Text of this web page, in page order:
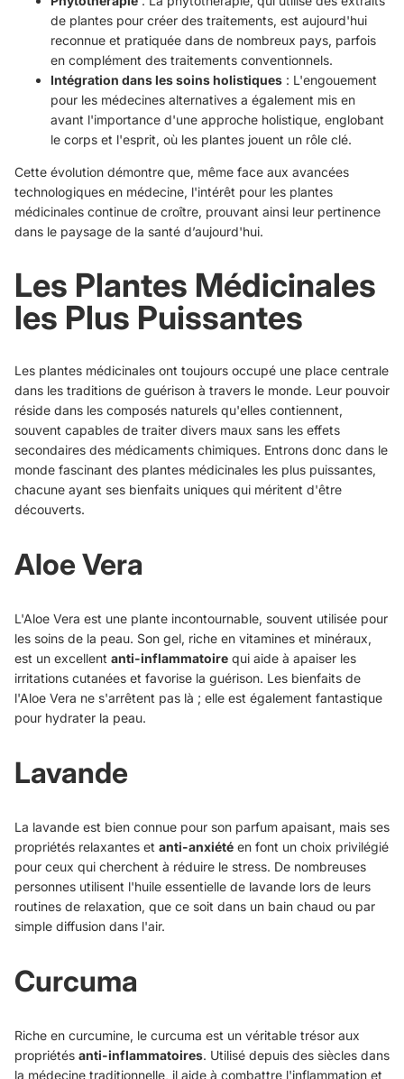
de plantes pour créer des traitements, est aujourd'hui
reconnue et pratiquée dans de nombreux pays, parfois
en complément des traitements conventionnels.
Intégration dans les soins holistiques : L'engouement
pour les médecines alternatives a également mis en
avant l'importance d'une approche holistique, englobant
le corps et l'esprit, où les plantes jouent un rôle clé.
Cette évolution démontre que, même face aux avancées
technologiques en médecine, l'intérêt pour les plantes
médicinales continue de croître, prouvant ainsi leur pertinence
dans le paysage de la santé d’aujourd'hui.
Les Plantes Médicinales
les Plus Puissantes
Les plantes médicinales ont toujours occupé une place centrale
dans les traditions de guérison à travers le monde. Leur pouvoir
réside dans les composés naturels qu'elles contiennent,
souvent capables de traiter divers maux sans les effets
secondaires des médicaments chimiques. Entrons donc dans le
monde fascinant des plantes médicinales les plus puissantes,
chacune ayant ses bienfaits uniques qui méritent d'être
découverts.
Aloe Vera
L'Aloe Vera est une plante incontournable, souvent utilisée pour
les soins de la peau. Son gel, riche en vitamines et minéraux,
est un excellent anti-inflammatoire qui aide à apaiser les
irritations cutanées et favorise la guérison. Les bienfaits de
l'Aloe Vera ne s'arrêtent pas là ; elle est également fantastique
pour hydrater la peau.
Lavande
La lavande est bien connue pour son parfum apaisant, mais ses
propriétés relaxantes et anti-anxiété en font un choix privilégié
pour ceux qui cherchent à réduire le stress. De nombreuses
personnes utilisent l'huile essentielle de lavande lors de leurs
routines de relaxation, que ce soit dans un bain chaud ou par
simple diffusion dans l'air.
Curcuma
Riche en curcumine, le curcuma est un véritable trésor aux
propriétés anti-inflammatoires. Utilisé depuis des siècles dans
la médecine traditionnelle, il aide à combattre l'inflammation et